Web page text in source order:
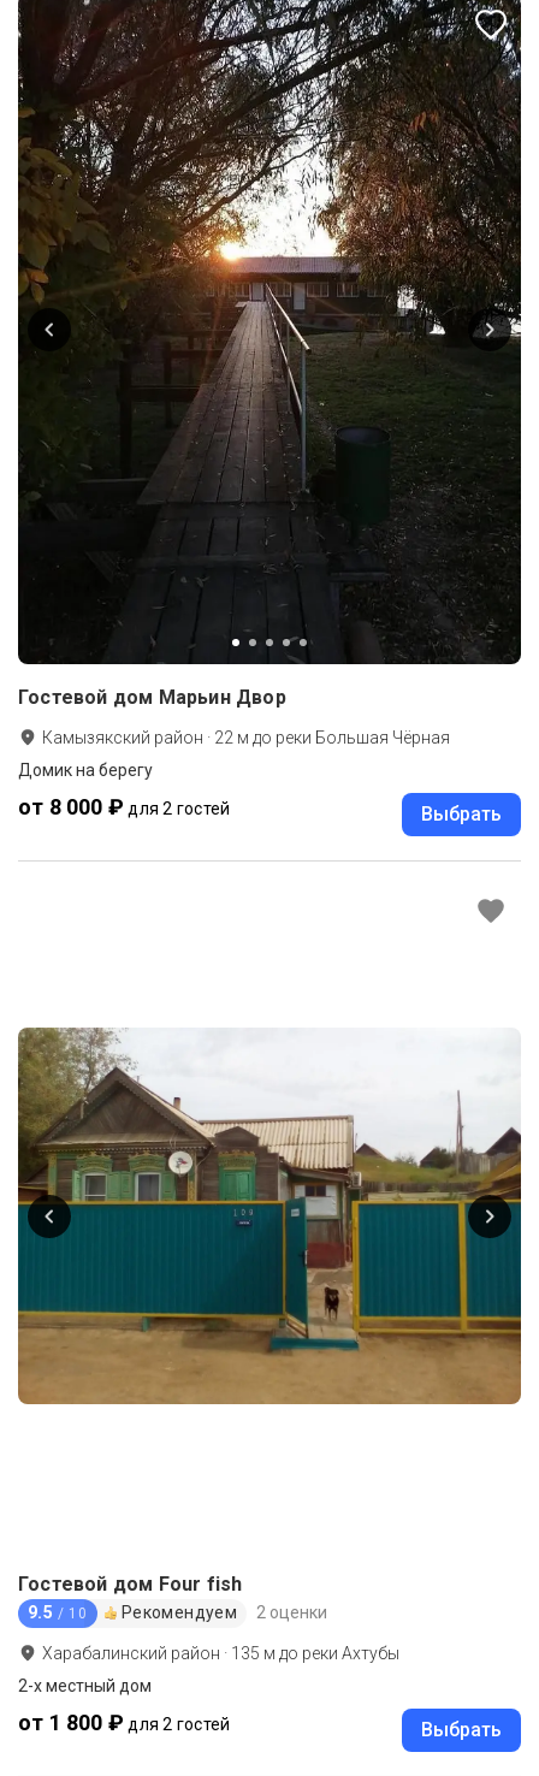
Гостевой дом Марьин Двор
Камызякский район · 22 м до реки Большая Чёрная
Домик на берегу
от 8 000 ₽ для 2 гостей Выбрать
Гостевой дом Four fish
9.5 / 10 Рекомендуем 2 оценки
Харабалинский район · 135 м до реки Ахтубы
2-х местный дом
от 1 800 ₽ для 2 гостей Выбрать